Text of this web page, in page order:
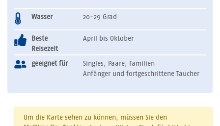
Wasser 20-29 Grad
Beste
Reisezeit
April bis Oktober
geeignet für
Singles, Paare, Familien
Anfänger und fortgeschrittene Taucher
Um die Karte sehen zu können, müssen Sie den